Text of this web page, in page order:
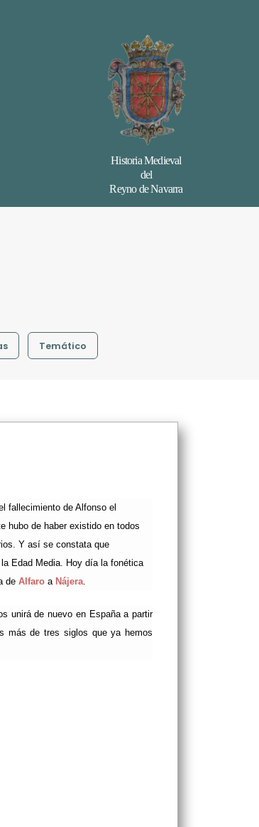
Historia Medieval
del
Reyno de Navarra
Temático
fallecimiento de Alfonso el
hubo de haber existido en todos
Y así se constata que
Edad Media. Hoy día la fonética
de Alfaro a Nájera.
unirá de nuevo en España a partir
más de tres siglos que ya hemos